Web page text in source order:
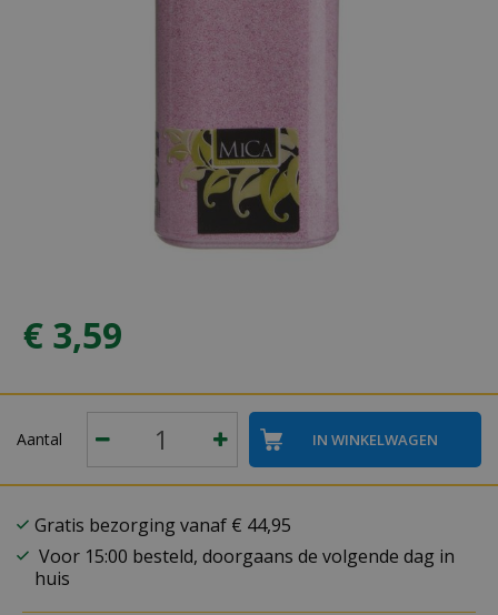
€ 3,59
Aantal
Gratis bezorging vanaf € 44,95
Voor 15:00 besteld, doorgaans de volgende dag in
huis